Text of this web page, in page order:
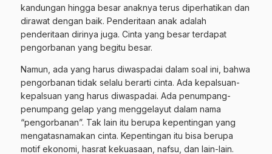
kandungan hingga besar anaknya terus diperhatikan dan
dirawat dengan baik. Penderitaan anak adalah
penderitaan dirinya juga. Cinta yang besar terdapat
pengorbanan yang begitu besar.
Namun, ada yang harus diwaspadai dalam soal ini, bahwa
pengorbanan tidak selalu berarti cinta. Ada kepalsuan-
kepalsuan yang harus diwaspadai. Ada penumpang-
penumpang gelap yang menggelayut dalam nama
“pengorbanan”. Tak lain itu berupa kepentingan yang
mengatasnamakan cinta. Kepentingan itu bisa berupa
motif ekonomi, hasrat kekuasaan, nafsu, dan lain-lain.